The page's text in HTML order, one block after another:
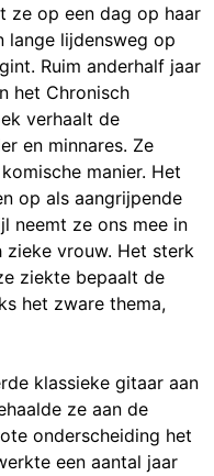
ze op een dag op haar
lange lijdensweg op
Ruim anderhalf jaar
het Chronisch
verhaalt de
en minnares. Ze
manier. Het
op als aangrijpende
neemt ze ons mee in
zieke vrouw. Het sterk
ziekte bepaalt de
het zware thema,
klassieke gitaar aan
ze aan de
onderscheiding het
een aantal jaar